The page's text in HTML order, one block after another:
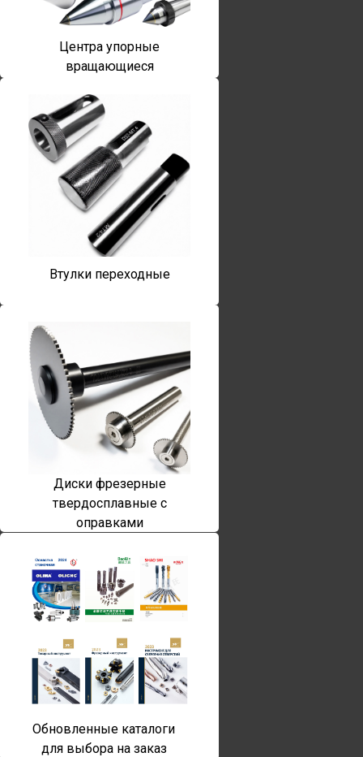
Центра упорные
вращающиеся
Втулки переходные
Диски фрезерные
твердосплавные с
оправками
Обновленные каталоги
для выбора на заказ